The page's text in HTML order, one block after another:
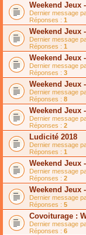
Weekend Jeux
Dernier message
Réponses : 1
Weekend Jeux
Dernier message
Réponses : 1
Weekend Jeux
Dernier message
Réponses : 3
Weekend Jeux
Dernier message
Réponses : 8
Weekend Jeux
Dernier message
Réponses : 2
Ludicité 2018
Dernier message
Réponses : 1
Weekend Jeux
Dernier message
Réponses : 2
Weekend Jeux
Dernier message
Réponses : 5
Covoiturage :
Dernier message
Réponses : 6